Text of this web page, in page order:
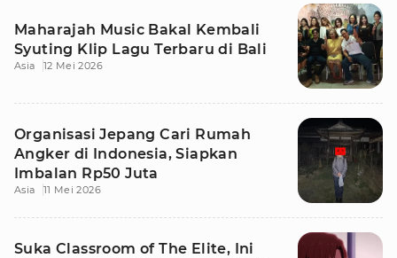
Maharajah Music Bakal Kembali
Syuting Klip Lagu Terbaru di Bali
Asia 12 Mei 2026
Organisasi Jepang Cari Rumah
Angker di Indonesia, Siapkan
Imbalan Rp50 Juta
Asia 11 Mei 2026
Suka Classroom of The Elite, Ini